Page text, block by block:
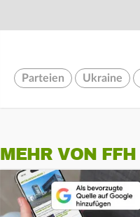
Parteien Ukraine
MEHR VON FFH